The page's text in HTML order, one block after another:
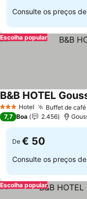
Consulte os preços de
Escolha popular
3 EstrelasHotel Buffet de
B&B HOTEL
7,7 Boa 2.456
De € 50
Consulte os preços de
Escolha popular